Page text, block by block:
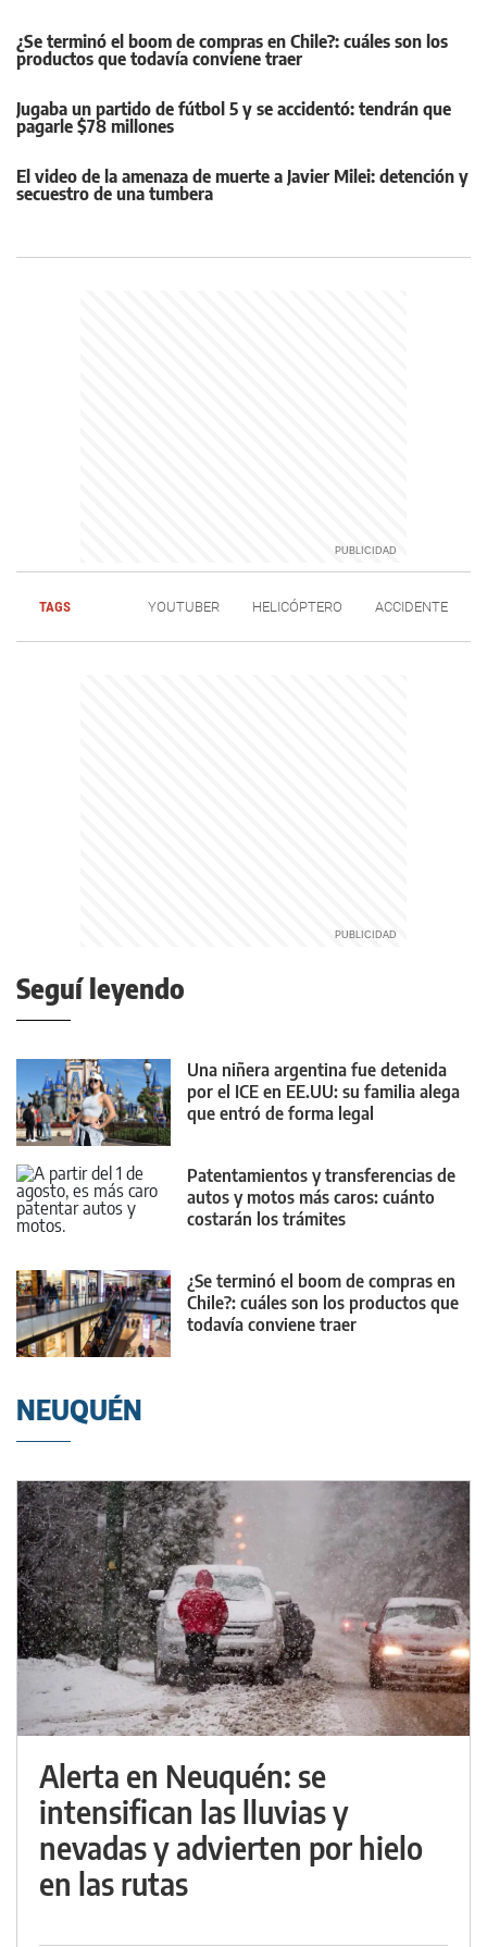
¿Se terminó el boom de compras en Chile?: cuáles son los
productos que todavía conviene traer
Jugaba un partido de fútbol 5 y se accidentó: tendrán que
pagarle $78 millones
El video de la amenaza de muerte a Javier Milei: detención y
secuestro de una tumbera
TAGS YOUTUBER HELICÓPTERO ACCIDENTE
Seguí leyendo
Una niñera argentina fue detenida
por el ICE en EE.UU: su familia alega
que entró de forma legal
Patentamientos y transferencias de
autos y motos más caros: cuánto
costarán los trámites
¿Se terminó el boom de compras en
Chile?: cuáles son los productos que
todavía conviene traer
NEUQUÉN
Alerta en Neuquén: se
intensifican las lluvias y
nevadas y advierten por hielo
en las rutas